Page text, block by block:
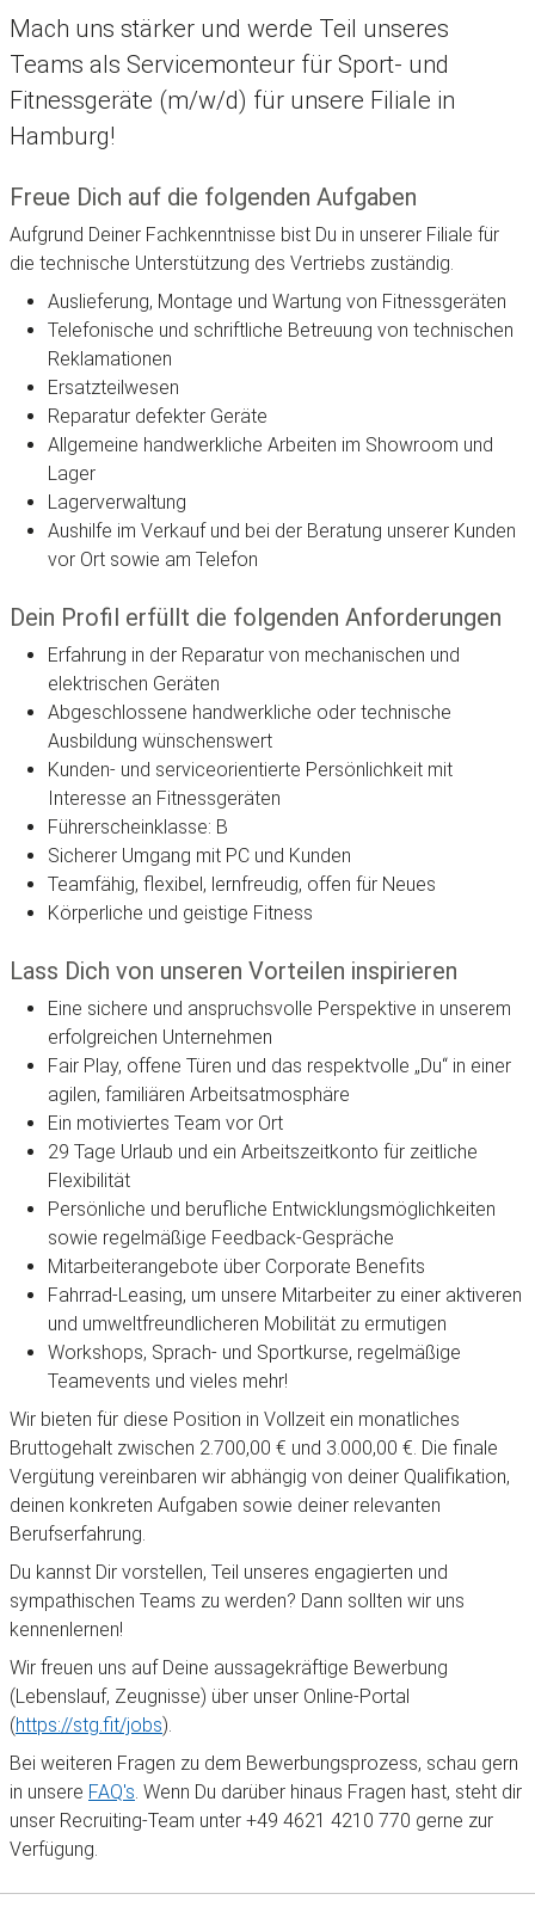
Mach uns stärker und werde Teil unseres
Teams als Servicemonteur für Sport- und
Fitnessgeräte (m/w/d) für unsere Filiale in
Hamburg!
Freue Dich auf die folgenden Aufgaben
Aufgrund Deiner Fachkenntnisse bist Du in unserer Filiale für
die technische Unterstützung des Vertriebs zuständig.
Auslieferung, Montage und Wartung von Fitnessgeräten
Telefonische und schriftliche Betreuung von technischen
Reklamationen
Ersatzteilwesen
Reparatur defekter Geräte
Allgemeine handwerkliche Arbeiten im Showroom und
Lager
Lagerverwaltung
Aushilfe im Verkauf und bei der Beratung unserer Kunden
vor Ort sowie am Telefon
Dein Profil erfüllt die folgenden Anforderungen
Erfahrung in der Reparatur von mechanischen und
elektrischen Geräten
Abgeschlossene handwerkliche oder technische
Ausbildung wünschenswert
Kunden- und serviceorientierte Persönlichkeit mit
Interesse an Fitnessgeräten
Führerscheinklasse: B
Sicherer Umgang mit PC und Kunden
Teamfähig, flexibel, lernfreudig, offen für Neues
Körperliche und geistige Fitness
Lass Dich von unseren Vorteilen inspirieren
Eine sichere und anspruchsvolle Perspektive in unserem
erfolgreichen Unternehmen
Fair Play, offene Türen und das respektvolle „Du“ in einer
agilen, familiären Arbeitsatmosphäre
Ein motiviertes Team vor Ort
29 Tage Urlaub und ein Arbeitszeitkonto für zeitliche
Flexibilität
Persönliche und berufliche Entwicklungsmöglichkeiten
sowie regelmäßige Feedback-Gespräche
Mitarbeiterangebote über Corporate Benefits
Fahrrad-Leasing, um unsere Mitarbeiter zu einer aktiveren
und umweltfreundlicheren Mobilität zu ermutigen
Workshops, Sprach- und Sportkurse, regelmäßige
Teamevents und vieles mehr!
Wir bieten für diese Position in Vollzeit ein monatliches
Bruttogehalt zwischen 2.700,00 € und 3.000,00 €. Die finale
Vergütung vereinbaren wir abhängig von deiner Qualifikation,
deinen konkreten Aufgaben sowie deiner relevanten
Berufserfahrung.
Du kannst Dir vorstellen, Teil unseres engagierten und
sympathischen Teams zu werden? Dann sollten wir uns
kennenlernen!
Wir freuen uns auf Deine aussagekräftige Bewerbung
(Lebenslauf, Zeugnisse) über unser Online-Portal
(https://stg.fit/jobs).
Bei weiteren Fragen zu dem Bewerbungsprozess, schau gern
in unsere FAQ's. Wenn Du darüber hinaus Fragen hast, steht dir
unser Recruiting-Team unter +49 4621 4210 770 gerne zur
Verfügung.